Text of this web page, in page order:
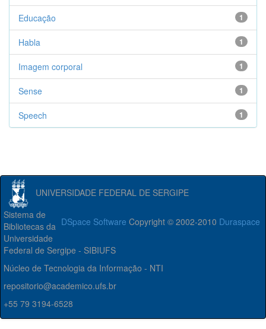
1
Educação
1
Habla
1
Imagem corporal
1
Sense
1
Speech
UNIVERSIDADE FEDERAL DE SERGIPE
DSpace Software Copyright © 2002-2010 Duraspace
Sistema de
Bibliotecas da
Universidade
Federal de Sergipe - SIBIUFS
Núcleo de Tecnologia da Informação - NTI
repositorio@academico.ufs.br
+55 79 3194-6528